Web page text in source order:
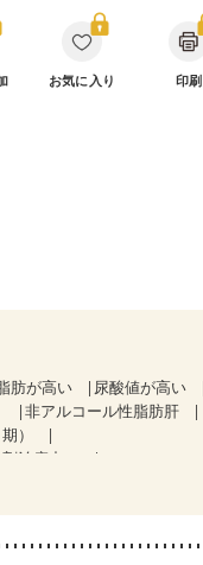
お気に入り 印刷
肪が高い
尿酸値が高い
非アルコール性脂肪肝
）
治療中）
中の方など
た体作り）
低栄養予防